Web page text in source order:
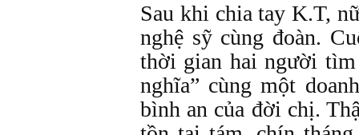
Sau khi chia tay K.T,
nghệ sỹ cùng đoàn.
thời gian hai người tìm
nghĩa” cùng một
bình an của đời chị.